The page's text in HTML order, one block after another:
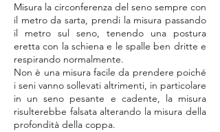
Misura la circonferenza del seno sempre con
il metro da sarta, prendi la misura passando
il metro sul seno, tenendo una postura
eretta con la schiena e le spalle ben dritte e
respirando normalmente.
Non è una misura facile da prendere poiché
i seni vanno sollevati altrimenti, in particolare
in un seno pesante e cadente, la misura
risulterebbe falsata alterando la misura della
profondità della coppa.